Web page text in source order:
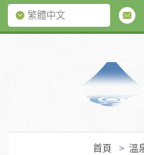
繁體中文
首頁 > 溫